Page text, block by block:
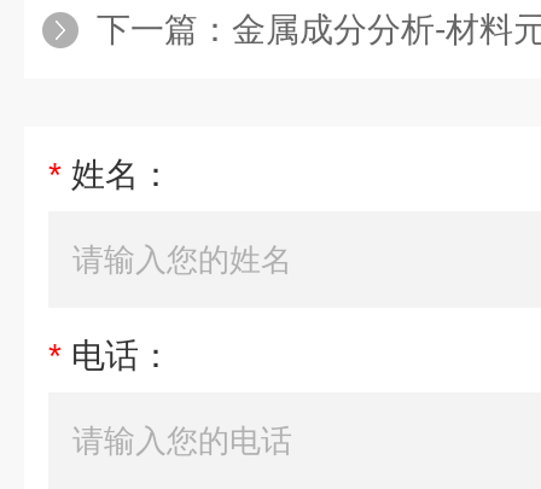
下一篇： 金属成分分析-材料
* 姓名：
* 电话：